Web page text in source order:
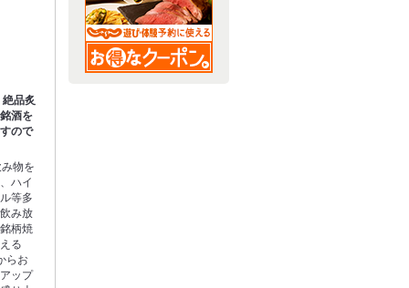
品炙
酒を
ので
物を
ハイ
等多
み放
柄焼
る
らお
ップ